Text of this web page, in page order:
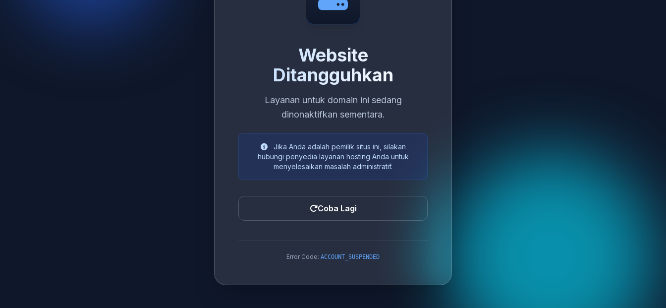
Website
Ditangguhkan
Layanan untuk domain ini sedang
dinonaktifkan sementara.
Jika Anda adalah pemilik situs ini, silakan
hubungi penyedia layanan hosting Anda untuk
menyelesaikan masalah administratif.
Coba Lagi
Error Code: ACCOUNT_SUSPENDED